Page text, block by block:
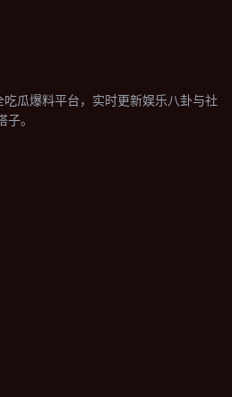
瓜爆料平台，实时更新娱乐八卦与社
。